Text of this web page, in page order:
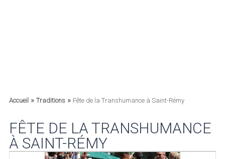
Accueil» Traditions» Fête de la Transhumance à Saint-Rémy
FÊTE DE LA TRANSHUMANCE
À SAINT-RÉMY